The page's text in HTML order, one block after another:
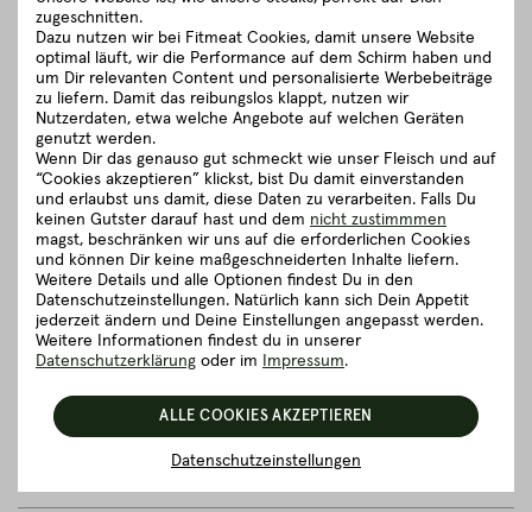
von österreichischen Kleinbauern. Zu unseren klassischen
Rinderrassen zählen Black Angus & Red Angus Rinder sowie
das Pinzgauer Grauvieh und Simmentaler Fleckvieh.
Auf idyllischen Kleinhöfen mit wunderbar weitläufigen Weiden
können unsere Rinder ein richtig feines Leben führen. Ob sie
nun auf den Wiesen grasen, dem Rauschen der Blätter
lauschen oder sich einen kleinen Spaziergang gönnen - es
steht ihnen alles offen.
schließen
Zubereitungsempfehlung
Details zum Artikel ”Full Packer Brisket -
Brustkern ca. 3,00 - 4,00 kg”
zugeschnitten.
Dazu nutzen wir bei Fitmeat Cookies, damit unsere Website
optimal läuft, wir die Performance auf dem Schirm haben und
um Dir relevanten Content und personalisierte Werbebeiträge
zu liefern. Damit das reibungslos klappt, nutzen wir
Nutzerdaten, etwa welche Angebote auf welchen Geräten
genutzt werden.
Wenn Dir das genauso gut schmeckt wie unser Fleisch und auf
“Cookies akzeptieren” klickst, bist Du damit einverstanden
und erlaubst uns damit, diese Daten zu verarbeiten. Falls Du
keinen Gutster darauf hast und dem nicht zustimmmen
magst, beschränken wir uns auf die erforderlichen Cookies
und können Dir keine maßgeschneiderten Inhalte liefern.
Weitere Details und alle Optionen findest Du in den
Datenschutzeinstellungen. Natürlich kann sich Dein Appetit
jederzeit ändern und Deine Einstellungen angepasst werden.
Weitere Informationen findest du in unserer
Datenschutzerklärung oder im Impressum.
Datenschutzeinstellungen
ALLE COOKIES AKZEPTIEREN